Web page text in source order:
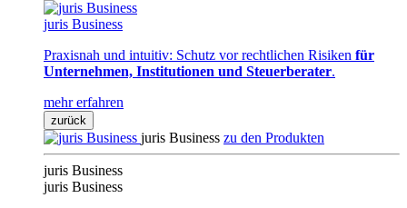
juris Business
Praxisnah und intuitiv: Schutz vor rechtlichen Risiken für
Unternehmen, Institutionen und Steuerberater.
mehr erfahren
zurück
juris Business zu den Produkten
juris Business
juris Business